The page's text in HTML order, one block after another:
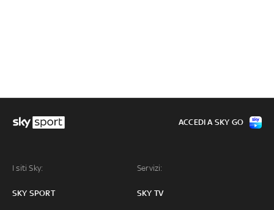
I siti Sky:
SKY SPORT
Servizi:
SKY TV
ACCEDI A SKY GO